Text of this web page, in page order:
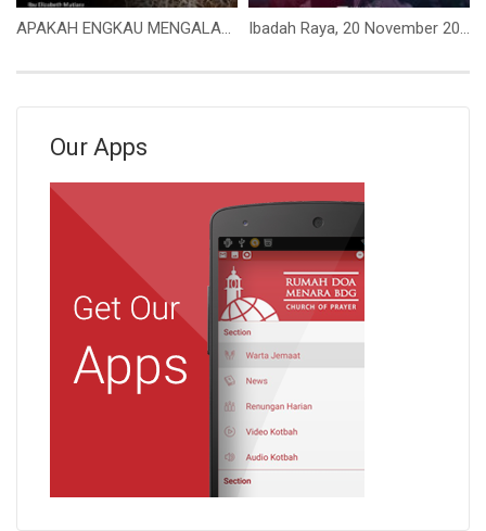
APAKAH ENGKAU MENGALAMI KEMAJUAN YANG NYATA? (Ibu Elizabeth Mutiara) Ibadah Raya, 20 November 2022 (Pdt. George Ferry)
Our Apps